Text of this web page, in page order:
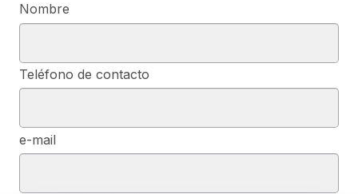
Nombre
Teléfono de contacto
e-mail